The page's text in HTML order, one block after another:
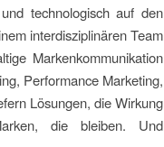
technologisch auf den
interdisziplinären Team
Markenkommunikation
Performance Marketing,
Lösungen, die Wirkung
die bleiben. Und